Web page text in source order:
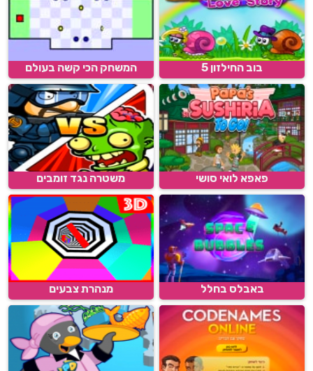
בוב החילזון 5 המשחק הכי קשה בעולם
פאפא לואי סושי משטרה נגד זומבים
באבלס בחלל מנהרת צבעים